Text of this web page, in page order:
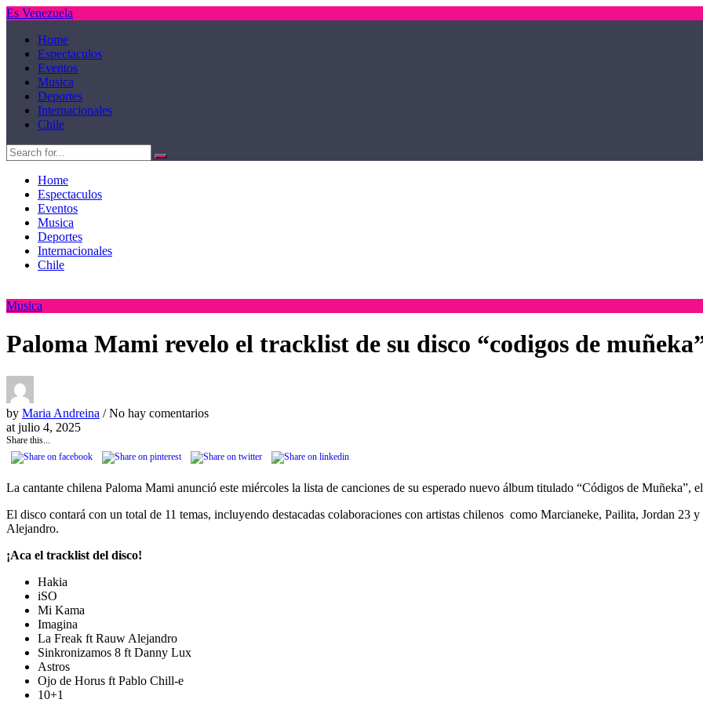
Es Venezuela
Home
Espectaculos
Eventos
Musica
Deportes
Internacionales
Chile
Home
Espectaculos
Eventos
Musica
Deportes
Internacionales
Chile
Musica
Paloma Mami revelo el tracklist de su disco “codigos de
by Maria Andreina / No hay comentarios
at julio 4, 2025
Share this...
La cantante chilena Paloma Mami anunció este miércoles la lista de canciones de su esperado nuevo álbum titulado “Códigos de Muñeka”,
El disco contará con un total de 11 temas, incluyendo destacadas colaboraciones con artistas chilenos como Marcianeke, Pailita, Jordan
Alejandro.
¡Aca el tracklist del disco!
Hakia
iSO
Mi Kama
Imagina
La Freak ft Rauw Alejandro
Sinkronizamos 8 ft Danny Lux
Astros
Ojo de Horus ft Pablo Chill-e
10+1